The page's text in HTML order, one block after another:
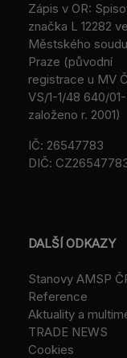
Zápis v OR:
značka L 12282
Městského
Praze (původní
registrace u MV
VS/1-1/48 640/
založeno r. 2001)
IČ: 26547783
DIČ:
DALŠÍ ODKAZY
Stanovy AMSP
Reference
Aktuality a
TRADE NEWS
Cookies